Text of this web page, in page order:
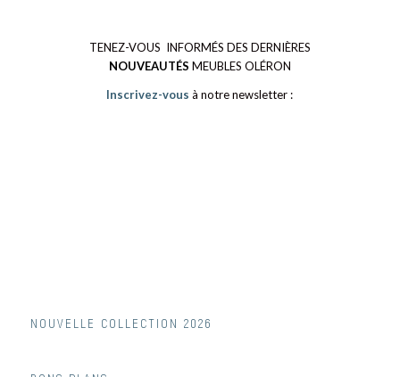
TENEZ-VOUS INFORMÉS DES DERNIÈRES
NOUVEAUTÉS MEUBLES OLÉRON
Inscrivez-vous à notre newsletter :
NOUVELLE COLLECTION 2026